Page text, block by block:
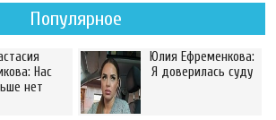
Популярное
Нас
нет
Юлия Ефременкова:
Я доверилась суду